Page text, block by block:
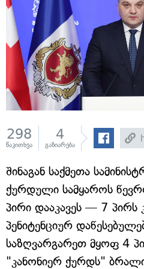
298
წაკითხვა
4
გაზიარება
შინაგან საქმეთა
ქურდული სამყაროს
პირი დააკავეს — 7 პირს
პენიტენციურ
საზღვარგარეთ მყოფ 4
"კანონიერ ქურდს"